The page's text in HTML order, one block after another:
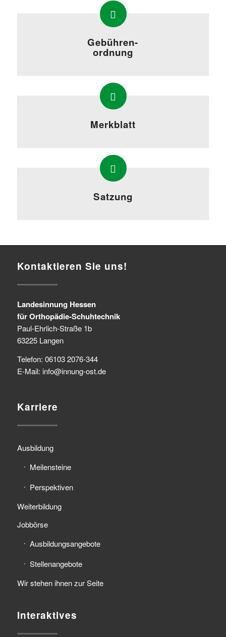
Gebühren-
ordnung
Merkblatt
Satzung
Kontaktieren Sie uns!
Landesinnung Hessen
für Orthopädie-Schuhtechnik
Paul-Ehrlich-Straße 1b
63225 Langen
Telefon: 06103 2076-344
E-Mail: info@innung-ost.de
Karriere
Ausbildung
Meilensteine
Perspektiven
Weiterbildung
Jobbörse
Ausbildungsangebote
Stellenangebote
Wir stehen ihnen zur Seite
Interaktives